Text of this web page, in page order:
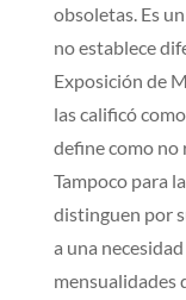
obsoletas. Es
no establece
Exposición de
las calificó
define como no
Tampoco para
distinguen por
a una
mensualidades